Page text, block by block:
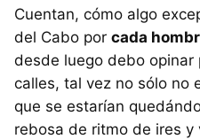
Cuentan, cómo algo
del Cabo por cada
desde luego debo opinar
calles, tal vez no sólo no
que se estarían
rebosa de ritmo de ires